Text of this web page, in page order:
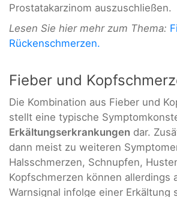
Prostatakarzinom auszuschließen.
Lesen Sie hier mehr zum Thema:
Rückenschmerzen.
Fieber und
Die Kombination aus Fieber und
stellt eine typische
Erkältungserkrankungen dar.
dann meist zu weiteren
Halsschmerzen, Schnupfen,
Kopfschmerzen können allerdings
Warnsignal infolge einer Erkältung